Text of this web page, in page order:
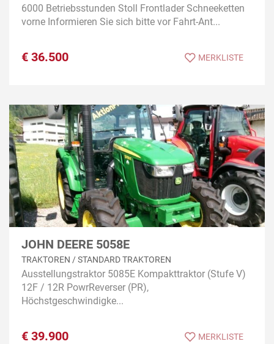
6000 Betriebsstunden Stoll Frontlader Schneeketten
vorne Informieren Sie sich bitte vor Fahrt-Ant...
€ 36.500 MERKLISTE
JOHN DEERE 5058E
TRAKTOREN / STANDARD TRAKTOREN
Ausstellungstraktor 5085E Kompakttraktor (Stufe V)
12F / 12R PowrReverser (PR),
Höchstgeschwindigke...
€ 39.900 MERKLISTE